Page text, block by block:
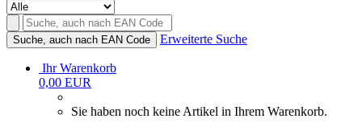
Suche, auch nach EAN Code Erweiterte Suche
Ihr Warenkorb
0,00 EUR
Sie haben noch keine Artikel in Ihrem Warenkorb.